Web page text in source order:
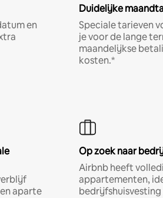
en
Duidelijke
Speciale tarieven
je voor de lange
maandelijkse
kosten.*
aparte
Op zoek naar
Airbnb heeft
appartementen,